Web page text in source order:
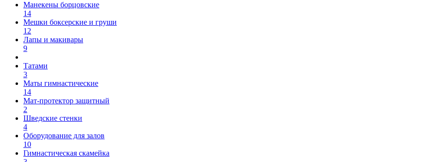
Манекены борцовские
14
Мешки боксерские и груши
12
Лапы и макивары
9
Татами
3
Маты гимнастические
14
Мат-протектор защитный
2
Шведские стенки
4
Оборудование для залов
10
Гимнастическая скамейка